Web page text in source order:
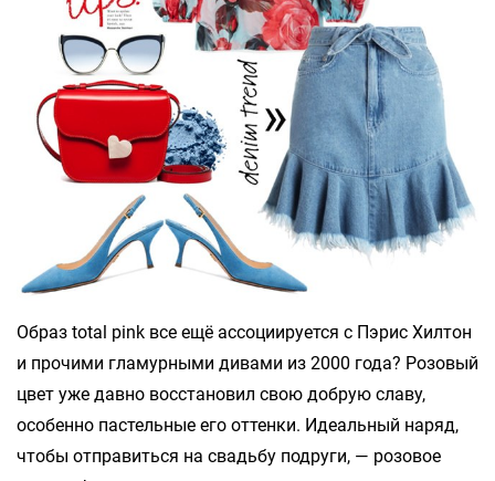
Образ total pink все ещё ассоциируется с Пэрис Хилтон
и прочими гламурными дивами из 2000 года? Розовый
цвет уже давно восстановил свою добрую славу,
особенно пастельные его оттенки. Идеальный наряд,
чтобы отправиться на свадьбу подруги, — розовое